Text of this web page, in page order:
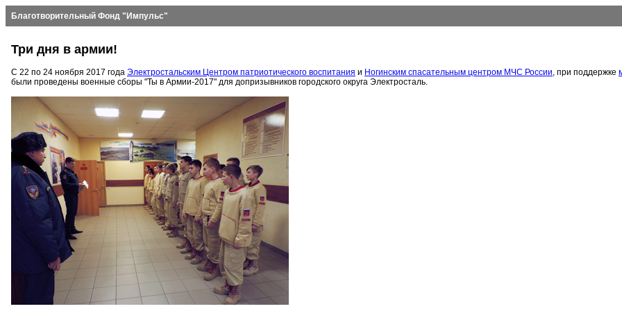
Благотворительный Фонд "Импульс"
Три дня в армии!
С 22 по 24 ноября 2017 года Электростальским Центром патриотического воспитания и Ногинским спасательным центром МЧС России, при поддержке
были проведены военные сборы "Ты в Армии-2017" для допризывников городского округа Электросталь.